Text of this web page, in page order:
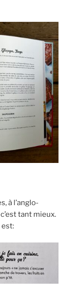
à l’anglo-
tant mieux.
est: